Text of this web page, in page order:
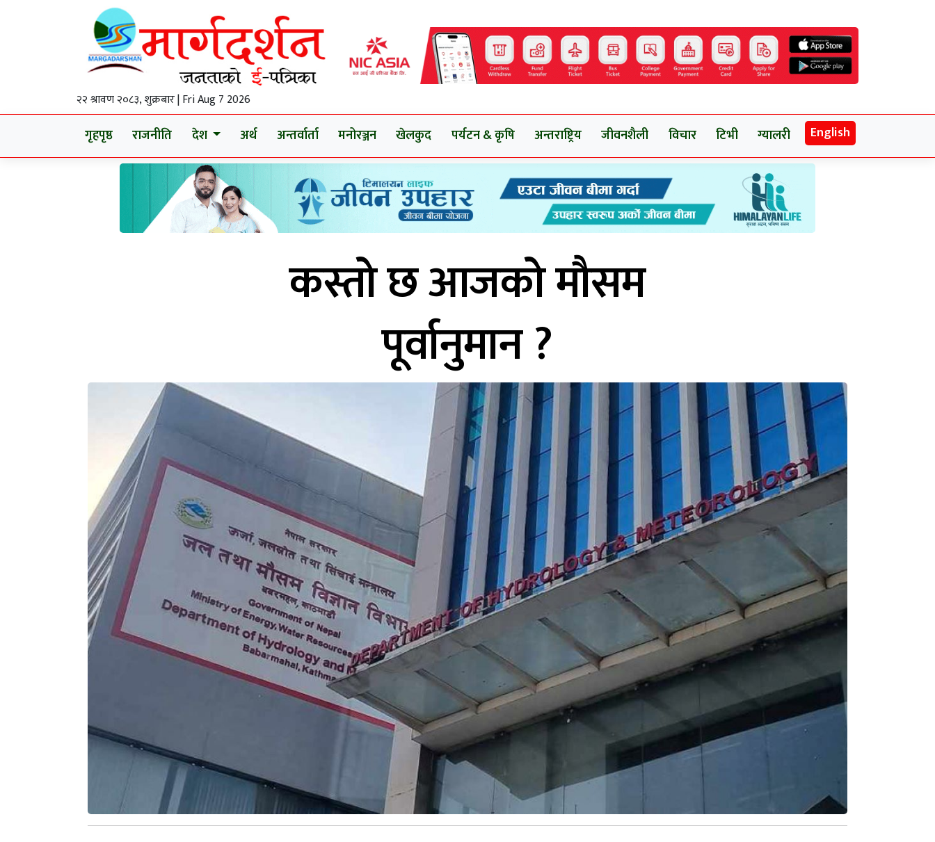
२२ श्रावण २०८३, शुक्रबार | Fri Aug 7 2026
गृहपृष्ठ राजनीति देश अर्थ अन्तर्वार्ता मनोरञ्जन खेलकुद पर्यटन & कृषि अन्तराष्ट्रिय जीवनशैली विचार टिभी ग्यालरी English
कस्तो छ आजको मौसम
पूर्वानुमान ?